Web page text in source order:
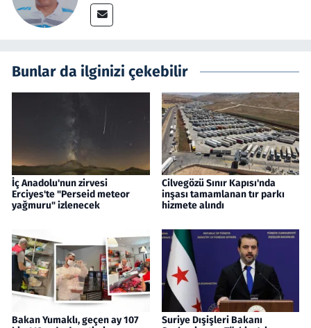
Bunlar da ilginizi çekebilir
İç Anadolu'nun zirvesi
Erciyes'te "Perseid meteor
yağmuru" izlenecek
Cilvegözü Sınır Kapısı'nda
inşası tamamlanan tır parkı
hizmete alındı
Bakan Yumaklı, geçen ay 107
Suriye Dışişleri Bakanı